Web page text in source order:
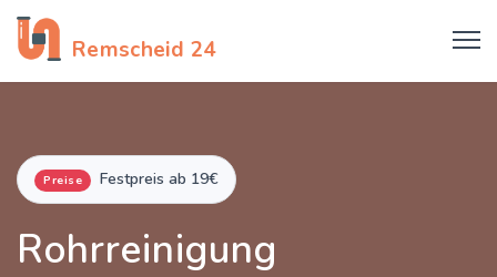
Remscheid 24
Preise Festpreis ab 19€
Rohrreinigung